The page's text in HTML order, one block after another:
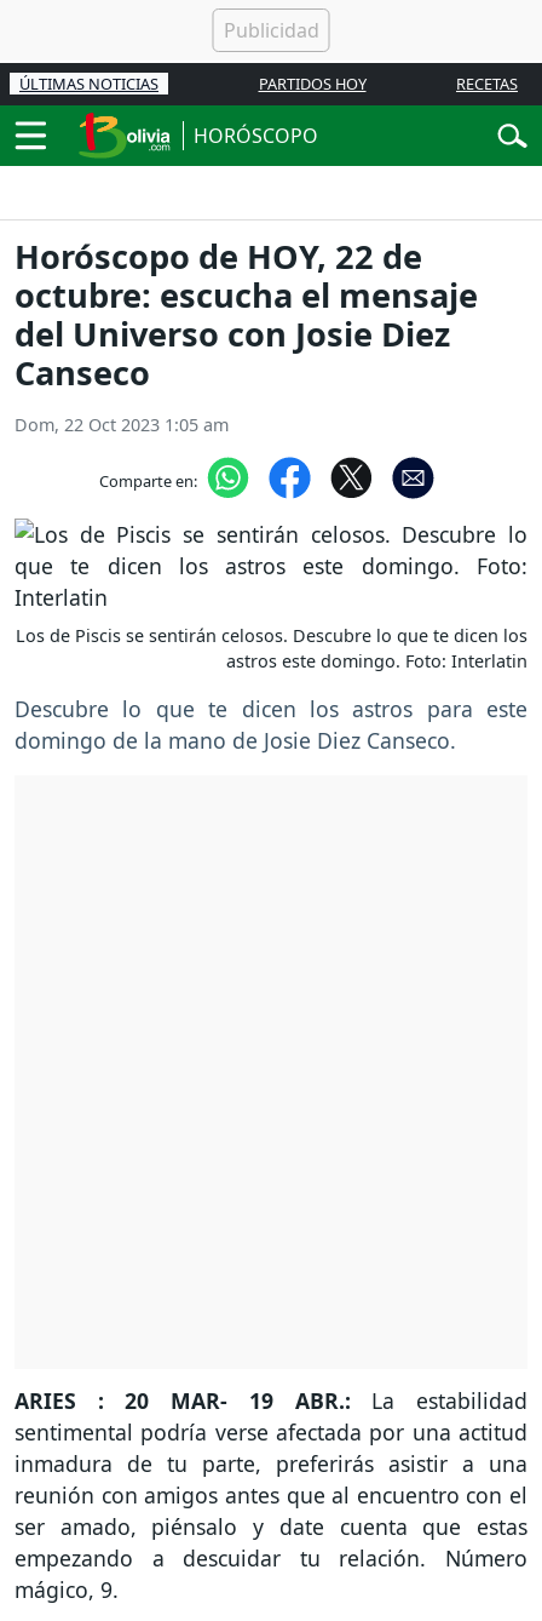
ÚLTIMAS NOTICIAS PARTIDOS HOY RECETAS
HORÓSCOPO
Horóscopo de HOY, 22 de
octubre: escucha el mensaje
del Universo con Josie Diez
Canseco
Dom, 22 Oct 2023 1:05 am
Comparte en:
Los de Piscis se sentirán celosos. Descubre lo que te dicen los
astros este domingo. Foto: Interlatin
Descubre lo que te dicen los astros para este
domingo de la mano de Josie Diez Canseco.
ARIES : 20 MAR- 19 ABR.: La estabilidad
sentimental podría verse afectada por una actitud
inmadura de tu parte, preferirás asistir a una
reunión con amigos antes que al encuentro con el
ser amado, piénsalo y date cuenta que estas
empezando a descuidar tu relación. Número
mágico, 9.